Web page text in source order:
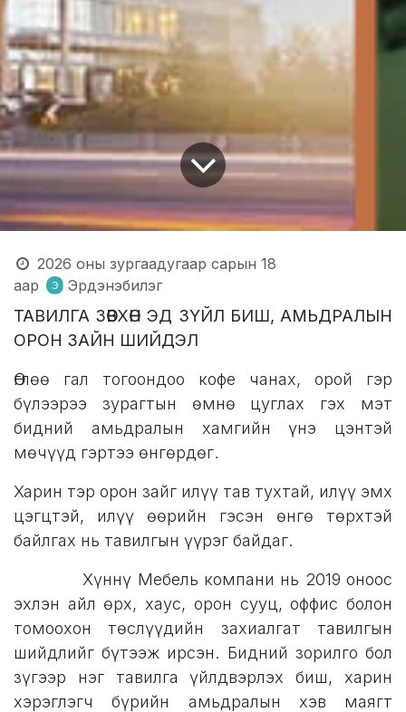
2026 оны зургаадугаар сарын 18
аар
Эрдэнэбилэг
ТАВИЛГА ЗӨВХӨН ЭД ЗҮЙЛ БИШ, АМЬДРАЛЫН
ОРОН ЗАЙН ШИЙДЭЛ
Өглөө гал тогоондоо кофе чанах, орой гэр
бүлээрээ зурагтын өмнө цуглах гэх мэт
бидний амьдралын хамгийн үнэ цэнтэй
мөчүүд гэртээ өнгөрдөг.
Харин тэр орон зайг илүү тав тухтай, илүү эмх
цэгцтэй, илүү өөрийн гэсэн өнгө төрхтэй
байлгах нь тавилгын үүрэг байдаг.
Хүннү Мебель компани нь 2019 оноос
эхлэн айл өрх, хаус, орон сууц, оффис болон
томоохон төслүүдийн захиалгат тавилгын
шийдлийг бүтээж ирсэн. Бидний зорилго бол
зүгээр нэг тавилга үйлдвэрлэх биш, харин
хэрэглэгч бүрийн амьдралын хэв маягт